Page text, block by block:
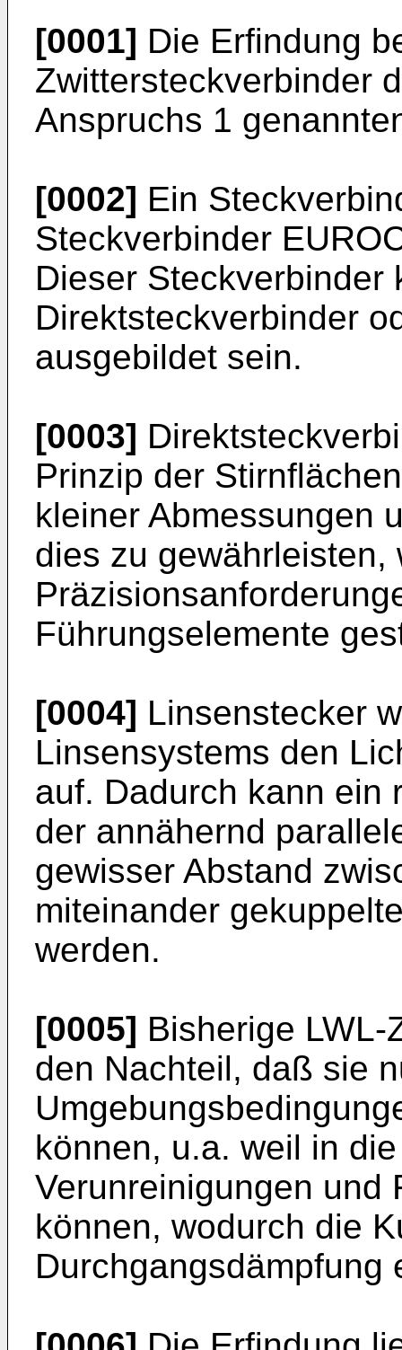
[0001] Die Erfindung
Zwittersteckverbinder
Anspruchs 1
[0002] Ein
Steckverbinder
Dieser Steckverbinder
Direktsteckverbinder
ausgebildet sein.
[0003]
Prinzip der
kleiner Abmessungen
dies zu gewährleisten,
Führungselemente
[0004] Linsenstecker
Linsensystems den
auf. Dadurch kann ein
der annähernd
gewisser Abstand
miteinander
werden.
[0005] Bisherige
den Nachteil, daß sie
können, u.a. weil in
Verunreinigungen und
können, wodurch die
Durchgangsdämpfung